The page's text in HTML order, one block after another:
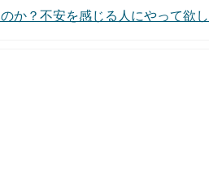
か？不安を感じる人にやって欲